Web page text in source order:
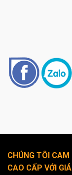
Thứ hai, dù nhỏ
hương vị đặc
từ loại lá thuốc
các thương hiệu
Montecristo…
CHÚNG TÔI
CAO CẤP VỚI